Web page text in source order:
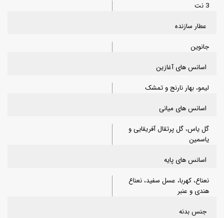
3 نت
عطار سازنده
جانوین
اسانس های آغازین
لیمو، بهار نارنج و تمشک
اسانس های میانی
گل یاس، گل پرتقال آفریقایی و
یاسمین
اسانس های پایه
نعناع، کهربا، عسل سفید، نعناع
هندی و عنبر
جنس بدنه